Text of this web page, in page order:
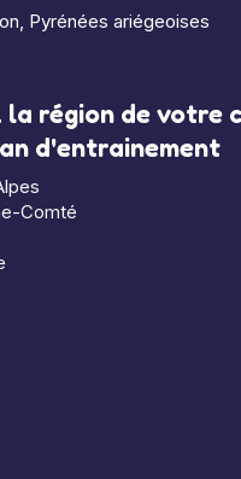
, Pyrénées ariégeoises
région de votre
d'entrainement
Comté